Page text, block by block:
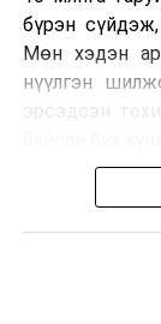
ДАРААХ МЭДЭЭ
Орон сууцны
ӨМНӨХ МЭДЭЭ
Хөгжлийн
бүрэн
Мөн хэдэн
нүүлгэн
эрсэдсэн
Албаныхны
шатаасан